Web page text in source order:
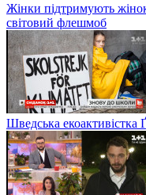
Жінки підтримують
світовий флешмоб
Шведська екоактивістка